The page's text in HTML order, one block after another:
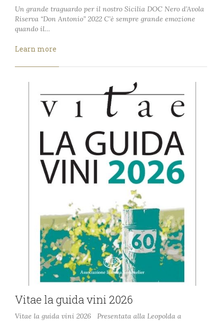
Un grande traguardo per il nostro Sicilia DOC Nero d’Avola
Riserva “Don Antonio” 2022 C’è sempre grande emozione
quando il…
Learn more
Vitae la guida vini 2026
Vitae la guida vini 2026 Presentata alla Leopolda a